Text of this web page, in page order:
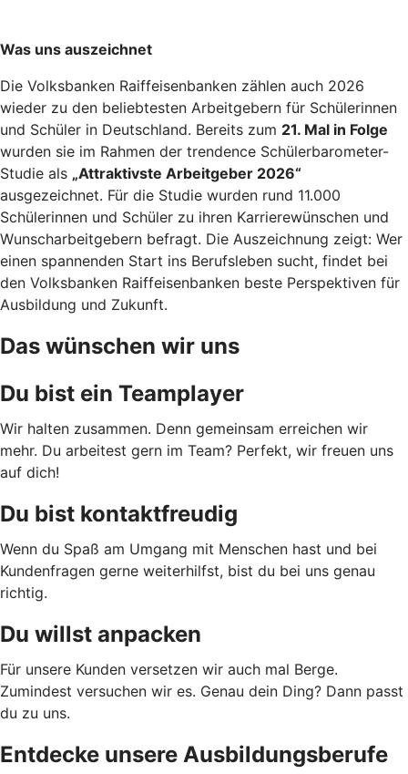
Was uns auszeichnet
Die Volksbanken Raiffeisenbanken zählen auch 2026
wieder zu den beliebtesten Arbeitgebern für Schülerinnen
und Schüler in Deutschland. Bereits zum 21. Mal in Folge
wurden sie im Rahmen der trendence Schülerbarometer-
Studie als „Attraktivste Arbeitgeber 2026“
ausgezeichnet. Für die Studie wurden rund 11.000
Schülerinnen und Schüler zu ihren Karrierewünschen und
Wunscharbeitgebern befragt. Die Auszeichnung zeigt: Wer
einen spannenden Start ins Berufsleben sucht, findet bei
den Volksbanken Raiffeisenbanken beste Perspektiven für
Ausbildung und Zukunft.
Das wünschen wir uns
Du bist ein Teamplayer
Wir halten zusammen. Denn gemeinsam erreichen wir
mehr. Du arbeitest gern im Team? Perfekt, wir freuen uns
auf dich!
Du bist kontaktfreudig
Wenn du Spaß am Umgang mit Menschen hast und bei
Kundenfragen gerne weiterhilfst, bist du bei uns genau
richtig.
Du willst anpacken
Für unsere Kunden versetzen wir auch mal Berge.
Zumindest versuchen wir es. Genau dein Ding? Dann passt
du zu uns.
Entdecke unsere Ausbildungsberufe